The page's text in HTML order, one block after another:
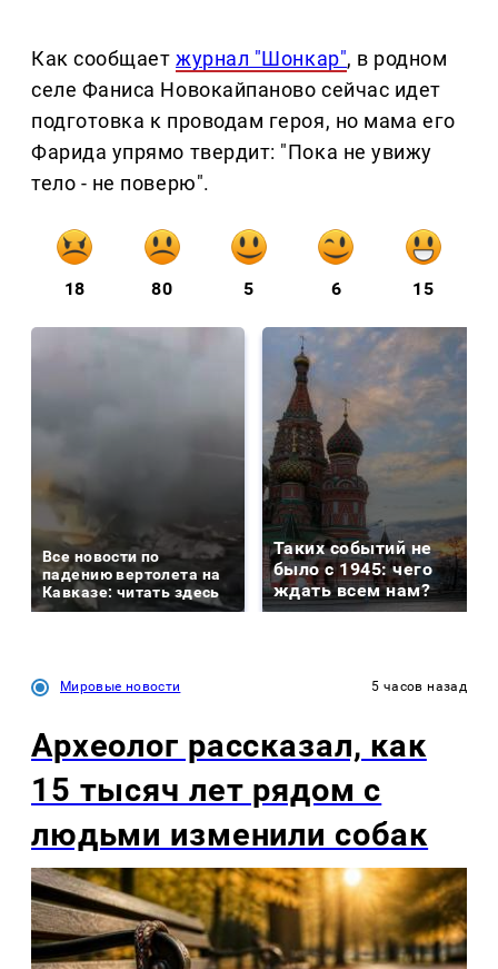
Как сообщаетжурнал "Шонкар", в родном
селе Фаниса Новокайпаново сейчас идет
подготовка к проводам героя, но мама его
Фарида упрямо твердит: "Пока не увижу
тело - не поверю".
18 80 5 6 15
Все новости по
падению вертолета на
Кавказе: читать здесь
Таких событий не
было с 1945: чего
ждать всем нам?
Мировые новости 5 часов назад
Археолог рассказал, как
15 тысяч лет рядом с
людьми изменили собак